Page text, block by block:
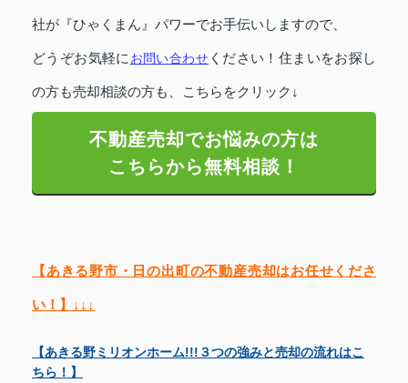
社が『ひゃくまん』パワーでお手伝いしますので、
どうぞお気軽に お問い合わせください！ 住まいをお探し
の方も売却相談の方も、こちらをクリック↓
不動産売却でお悩みの方は
こちらから無料相談！
【あきる野市・日の出町の不動産売却はお任せくださ
い！】↓↓↓
【あきる野ミリオンホーム!!!３つの強みと売却の流れはこ
ちら！】